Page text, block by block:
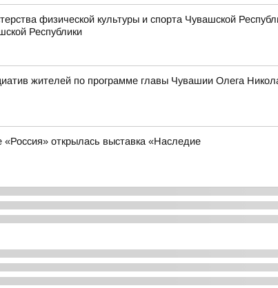
физической культуры и спорта Чувашской
Республики
жителей по программе главы Чувашии Олега
открылась выставка «Наследие